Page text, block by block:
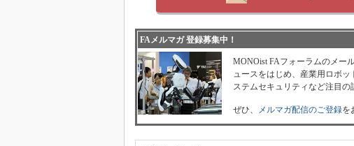
FAメルマガ 登録募集中！
MONOist FAフォーラムのメー
ュースをはじめ、産業用ロボ
ステムセキュリティなど注目の
ぜひ、 メルマガ配信のご登録を